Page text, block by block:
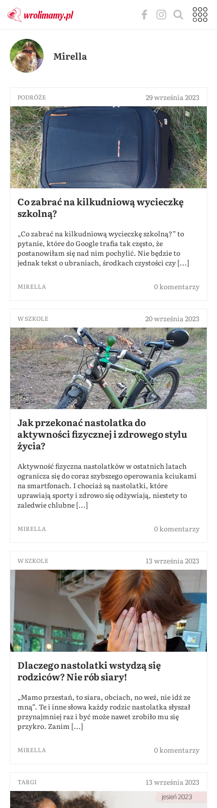
Mirella
PODRÓŻE 29 września 2023
Co zabrać na kilkudniową wycieczkę
szkolną?
„Co zabrać na kilkudniową wycieczkę szkolną?” to
pytanie, które do Google trafia tak często, że
postanowiłam się nad nim pochylić. Nie będzie to
jednak tekst o ubraniach, środkach czystości czy [...]
MIRELLA 0 komentarzy
W SZKOLE 20 września 2023
Jak przekonać nastolatka do
aktywności fizycznej i zdrowego stylu
życia?
Aktywność fizyczna nastolatków w ostatnich latach
ogranicza się do coraz szybszego operowania kciukami
na smartfonach. I chociaż są nastolatki, które
uprawiają sporty i zdrowo się odżywiają, niestety to
zaledwie chlubne [...]
MIRELLA 0 komentarzy
W SZKOLE 13 września 2023
Dlaczego nastolatki wstydzą się
rodziców? Nie rób siary!
„Mamo przestań, to siara, obciach, no weź, nie idź ze
mną”. Te i inne słowa każdy rodzic nastolatka słyszał
przynajmniej raz i być może nawet zrobiło mu się
przykro. Zanim [...]
MIRELLA 0 komentarzy
TARGI 13 września 2023